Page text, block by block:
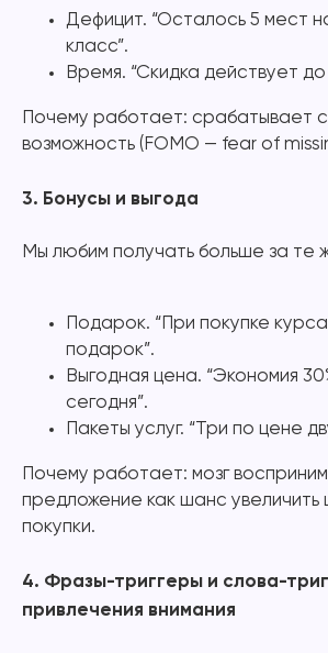
Дефицит. “Осталось 5 мест
класс”.
Время. “Скидка действует до
Почему работает: срабатывает
возможность (FOMO — fear of
3. Бонусы и выгода
Мы любим получать больше за те
Подарок. “При покупке
подарок”.
Выгодная цена. “Экономия
сегодня”.
Пакеты услуг. “Три по цене
Почему работает: мозг
предложение как шанс увеличить
покупки.
4. Фразы-триггеры и слова-
привлечения внимания